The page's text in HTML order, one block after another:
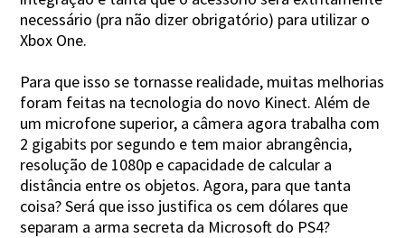
necessário (pra não dizer obrigatório) para utilizar o
Xbox One.
Para que isso se tornasse realidade, muitas melhorias
foram feitas na tecnologia do novo Kinect. Além de
um microfone superior, a câmera agora trabalha com
2 gigabits por segundo e tem maior abrangência,
resolução de 1080p e capacidade de calcular a
distância entre os objetos. Agora, para que tanta
coisa? Será que isso justifica os cem dólares que
separam a arma secreta da Microsoft do PS4?